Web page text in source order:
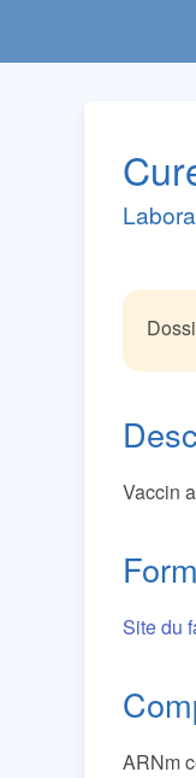
Vaccin
Site du
ARNm